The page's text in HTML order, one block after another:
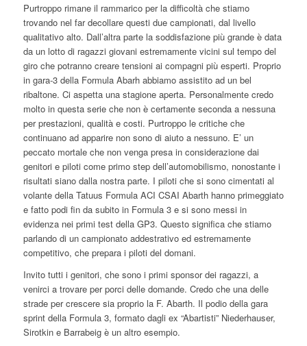
Purtroppo rimane il rammarico per la difficoltà che stiamo
trovando nel far decollare questi due campionati, dal livello
qualitativo alto. Dall’altra parte la soddisfazione più grande è data
da un lotto di ragazzi giovani estremamente vicini sul tempo del
giro che potranno creare tensioni ai compagni più esperti. Proprio
in gara-3 della Formula Abarh abbiamo assistito ad un bel
ribaltone. Ci aspetta una stagione aperta. Personalmente credo
molto in questa serie che non è certamente seconda a nessuna
per prestazioni, qualità e costi. Purtroppo le critiche che
continuano ad apparire non sono di aiuto a nessuno. E’ un
peccato mortale che non venga presa in considerazione dai
genitori e piloti come primo step dell’automobilismo, nonostante i
risultati siano dalla nostra parte. I piloti che si sono cimentati al
volante della Tatuus Formula ACI CSAI Abarth hanno primeggiato
e fatto podi fin da subito in Formula 3 e si sono messi in
evidenza nei primi test della GP3. Questo significa che stiamo
parlando di un campionato addestrativo ed estremamente
competitivo, che prepara i piloti del domani.
Invito tutti i genitori, che sono i primi sponsor dei ragazzi, a
venirci a trovare per porci delle domande. Credo che una delle
strade per crescere sia proprio la F. Abarth. Il podio della gara
sprint della Formula 3, formato dagli ex “Abartisti” Niederhauser,
Sirotkin e Barrabeig è un altro esempio.